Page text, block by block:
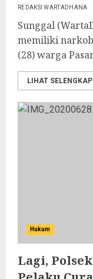
REDAKSI WARTADHANA
Sunggal
memiliki
(28) warga
LIHAT
Hukum
Lagi,